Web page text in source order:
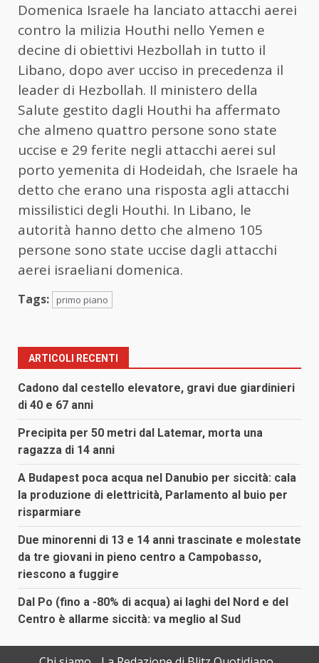
Domenica Israele ha lanciato attacchi aerei
contro la milizia Houthi nello Yemen e
decine di obiettivi Hezbollah in tutto il
Libano, dopo aver ucciso in precedenza il
leader di Hezbollah. Il ministero della
Salute gestito dagli Houthi ha affermato
che almeno quattro persone sono state
uccise e 29 ferite negli attacchi aerei sul
porto yemenita di Hodeidah, che Israele ha
detto che erano una risposta agli attacchi
missilistici degli Houthi. In Libano, le
autorità hanno detto che almeno 105
persone sono state uccise dagli attacchi
aerei israeliani domenica.
Tags: primo piano
ARTICOLI RECENTI
Cadono dal cestello elevatore, gravi due giardinieri
di 40 e 67 anni
Precipita per 50 metri dal Latemar, morta una
ragazza di 14 anni
A Budapest poca acqua nel Danubio per siccità: cala
la produzione di elettricità, Parlamento al buio per
risparmiare
Due minorenni di 13 e 14 anni trascinate e molestate
da tre giovani in pieno centro a Campobasso,
riescono a fuggire
Dal Po (fino a -80% di acqua) ai laghi del Nord e del
Centro è allarme siccità: va meglio al Sud